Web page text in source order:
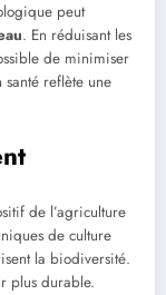
peut
. En réduisant les
de minimiser
santé reflète une
de l’agriculture
de culture
la biodiversité.
plus durable.